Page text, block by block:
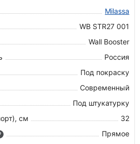
Milassa
WB STR27 001
Wall Booster
Россия
Под покраску
Современный
Под штукатурку
см
32
Прямое